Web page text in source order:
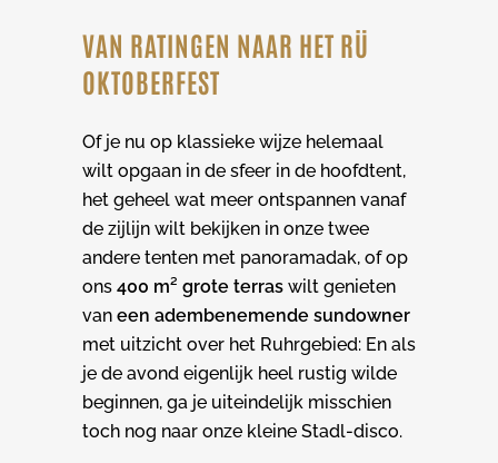
VAN RATINGEN NAAR HET RÜ
OKTOBERFEST
Of je nu op klassieke wijze helemaal
wilt opgaan in de sfeer in de hoofdtent,
het geheel wat meer ontspannen vanaf
de zijlijn wilt bekijken in onze twee
andere tenten met panoramadak, of op
ons 400 m² grote terras wilt genieten
van een adembenemende sundowner
met uitzicht over het Ruhrgebied: En als
je de avond eigenlijk heel rustig wilde
beginnen, ga je uiteindelijk misschien
toch nog naar onze kleine Stadl-disco.